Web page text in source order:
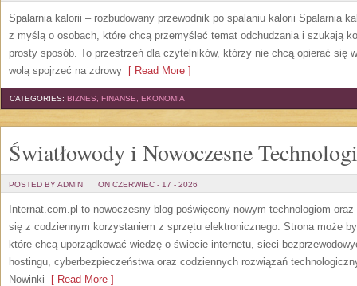
Spalarnia kalorii – rozbudowany przewodnik po spalaniu kalorii Spalarnia
z myślą o osobach, które chcą przemyśleć temat odchudzania i szukają
prosty sposób. To przestrzeń dla czytelników, którzy nie chcą opierać się
wolą spojrzeć na zdrowy [ Read More ]
CATEGORIES: BIZNES, FINANSE, EKONOMIA
Światłowody i Nowoczesne
POSTED BY ADMIN ON CZERWIEC - 17 - 2026
Internat.com.pl to nowoczesny blog poświęcony nowym technologiom
się z codziennym korzystaniem z sprzętu elektronicznego. Strona może
które chcą uporządkować wiedzę o świecie internetu, sieci
hostingu, cyberbezpieczeństwa oraz codziennych rozwiązań
Nowinki [ Read More ]